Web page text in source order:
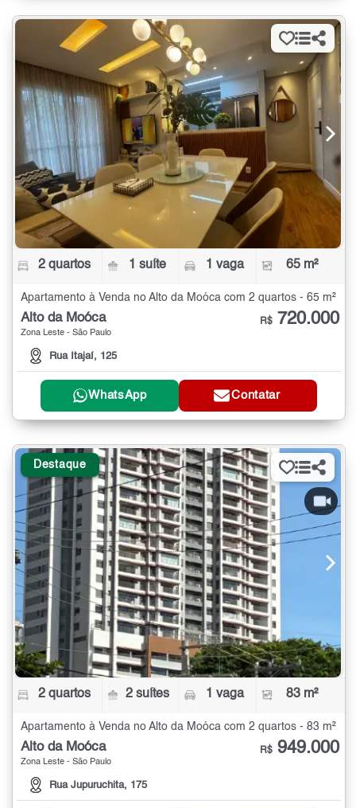
2 quartos 1 suíte 1 vaga 65 m²
Apartamento à Venda no Alto da Moóca com 2 quartos - 65 m²
Alto da Moóca
Zona Leste - São Paulo
Rua Itajaí, 125
R$ 720.000
WhatsApp Contatar
Destaque
2 quartos 2 suítes 1 vaga 83 m²
Apartamento à Venda no Alto da Moóca com 2 quartos - 83 m²
Alto da Moóca
Zona Leste - São Paulo
Rua Jupuruchita, 175
R$ 949.000